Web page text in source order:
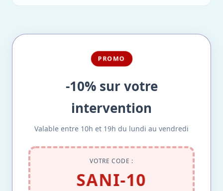
PROMO
-10% sur votre
intervention
Valable entre 10h et 19h du lundi au vendredi
VOTRE CODE :
SANI-10